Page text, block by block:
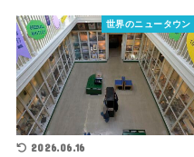
世界のニュータウン
2026.06.16